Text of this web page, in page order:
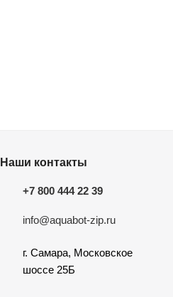
Наши контакты
+7 800 444 22 39
info@aquabot-zip.ru
г. Самара, Московское
шоссе 25Б